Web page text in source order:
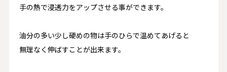
手の熱で浸透力をアップさせる事ができます。
油分の多い少し硬めの物は手のひらで温めてあげると
無理なく伸ばすことが出来ます。